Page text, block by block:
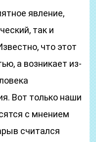
явление,
так и
что этот
а возникает из-
Вот только наши
с мнением
считался